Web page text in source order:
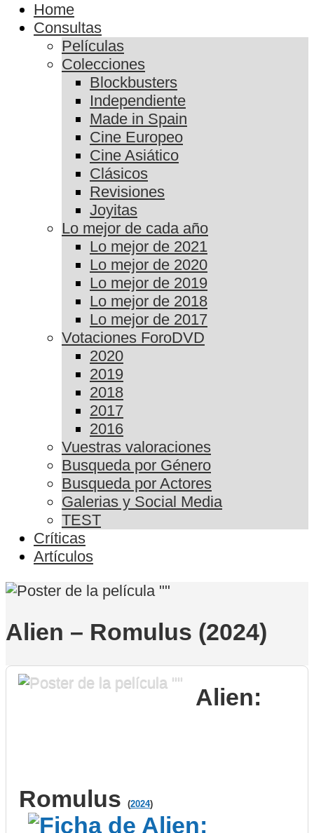
Home
Consultas
Películas
Colecciones
Blockbusters
Independiente
Made in Spain
Cine Europeo
Cine Asiático
Clásicos
Revisiones
Joyitas
Lo mejor de cada año
Lo mejor de 2021
Lo mejor de 2020
Lo mejor de 2019
Lo mejor de 2018
Lo mejor de 2017
Votaciones ForoDVD
2020
2019
2018
2017
2016
Vuestras valoraciones
Busqueda por Género
Busqueda por Actores
Galerias y Social Media
TEST
Críticas
Artículos
Alien – Romulus (2024)
Alien:
Romulus (2024)